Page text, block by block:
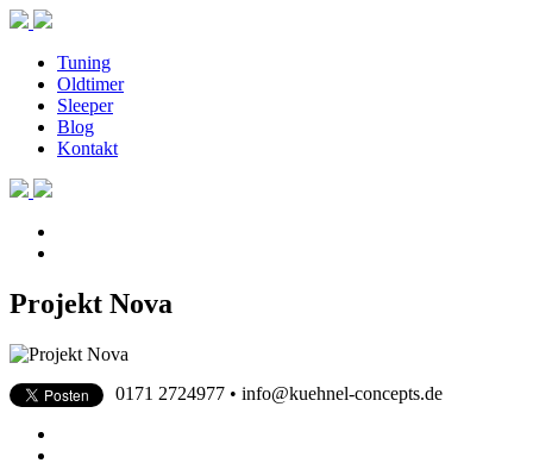
Tuning
Oldtimer
Sleeper
Blog
Kontakt
Projekt Nova
0171 2724977 • info@kuehnel-concepts.de